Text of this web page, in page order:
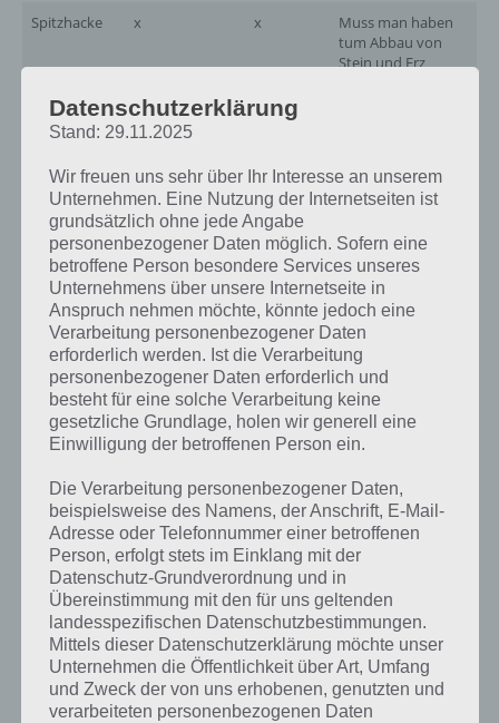
Spitzhacke x x
Muss man haben
tum Abbau von
Stein und Erz
Speer x
Kleine Kiste x x
Unbedingt, um
lagern
Lagerfeuer x x
Zur Herstellung
besserer
Lebensmittel und
Holzkohle
Beet x x
Um aus
Karottensamen
Karotten zu
gewinnen
Einfacher
Rucksack
Ermöglicht 5
zusätzliche
Gegenstände zu
tragen
Tischlerbank x x
Zur Herstellung von
Brettern aus Holz
Dusche x x
Wenn man stinkt
und so Beißer
anzieht, muss man
unter die Dusche
Datenschutzerklärung
Stand: 29.11.2025
Wir freuen uns sehr über Ihr Interesse an unserem
Unternehmen. Eine Nutzung der Internetseiten ist
grundsätzlich ohne jede Angabe
personenbezogener Daten möglich. Sofern eine
betroffene Person besondere Services unseres
Unternehmens über unsere Internetseite in
Anspruch nehmen möchte, könnte jedoch eine
Verarbeitung personenbezogener Daten
erforderlich werden. Ist die Verarbeitung
personenbezogener Daten erforderlich und
besteht für eine solche Verarbeitung keine
gesetzliche Grundlage, holen wir generell eine
Einwilligung der betroffenen Person ein.
Die Verarbeitung personenbezogener Daten,
beispielsweise des Namens, der Anschrift, E-Mail-
Adresse oder Telefonnummer einer betroffenen
Person, erfolgt stets im Einklang mit der
Datenschutz-Grundverordnung und in
Übereinstimmung mit den für uns geltenden
landesspezifischen Datenschutzbestimmungen.
Mittels dieser Datenschutzerklärung möchte unser
Unternehmen die Öffentlichkeit über Art, Umfang
und Zweck der von uns erhobenen, genutzten und
verarbeiteten personenbezogenen Daten